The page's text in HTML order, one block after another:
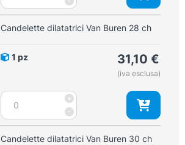
Van
Buren
quantità
Candelette dilatatrici Van Buren 28 ch
1 pz 31,10 €
(iva esclusa)
-
Candelette
dilatatrici
Van
Buren
+
Candelette dilatatrici Van Buren 30 ch